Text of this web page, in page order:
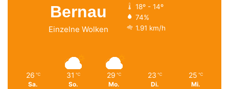
Bernau
Einzelne Wolken
18º - 14º
74%
1.91 km/h
26 ℃
Sa.
31 ℃
So.
29 ℃
Mo.
23 ℃
Di.
25 ℃
Mi.